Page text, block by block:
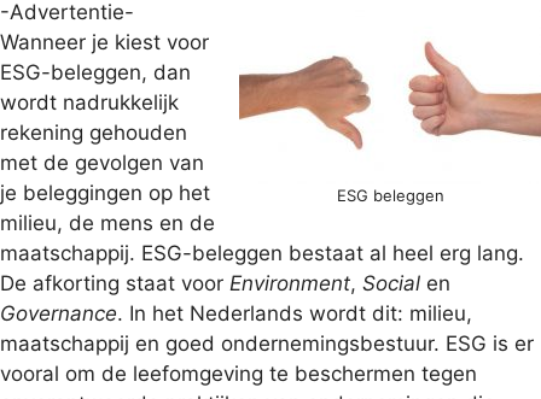
ESG beleggen
-Advertentie-
Wanneer je kiest voor
ESG-beleggen, dan
wordt nadrukkelijk
rekening gehouden
met de gevolgen van
je beleggingen op het
milieu, de mens en de
maatschappij. ESG-beleggen bestaat al heel erg lang.
De afkorting staat voor Environment, Social en
Governance. In het Nederlands wordt dit: milieu,
maatschappij en goed ondernemingsbestuur. ESG is er
vooral om de leefomgeving te beschermen tegen